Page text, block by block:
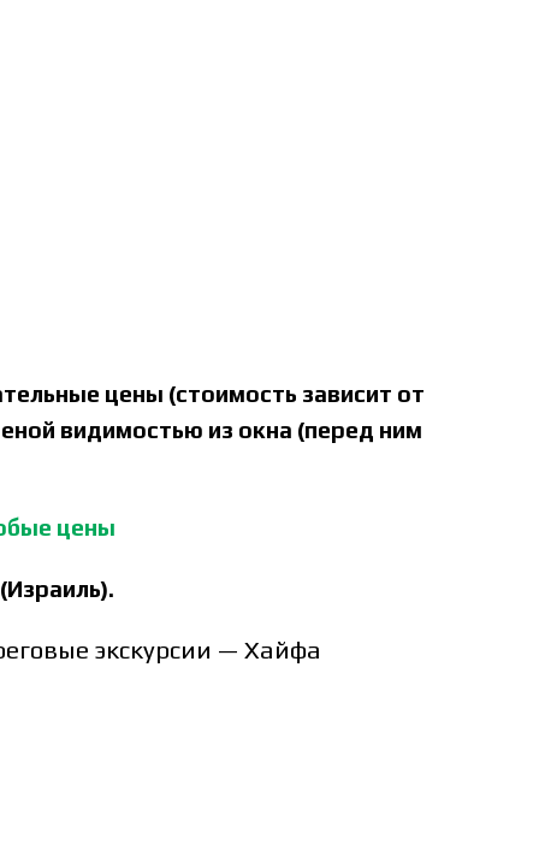
цены (стоимость зависит от
видимостью из окна (перед ним
цены
экскурсии — Хайфа